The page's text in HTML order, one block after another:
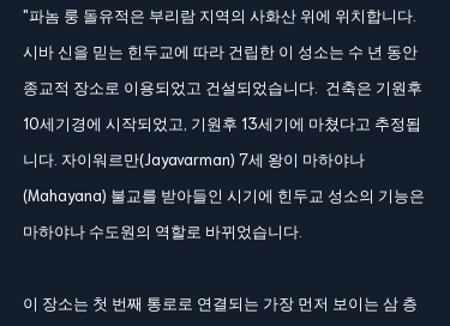
"파놈 룽 돌유적은 부리람 지역의 사화산 위에 위치합니다.
시바 신을 믿는 힌두교에 따라 건립한 이 성소는 수 년 동안
종교적 장소로 이용되었고 건설되었습니다. 건축은 기원후
10세기경에 시작되었고, 기원후 13세기에 마쳤다고 추정됩
니다. 자이워르만(Jayavarman) 7세 왕이 마하야나
(Mahayana) 불교를 받아들인 시기에 힌두교 성소의 기능은
마하야나 수도원의 역할로 바뀌었습니다.
이 장소는 첫 번째 통로로 연결되는 가장 먼저 보이는 삼 층